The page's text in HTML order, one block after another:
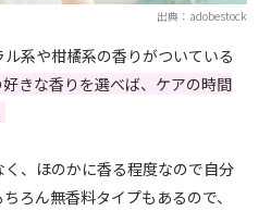
出典：adobestock
系や柑橘系の香りがついている
好きな香りを選べば、ケアの時間
、ほのかに香る程度なので自分
ろん無香料タイプもあるので、